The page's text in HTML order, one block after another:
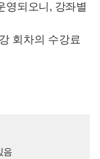
영되오니 , 강좌별
회차의 수강료
음